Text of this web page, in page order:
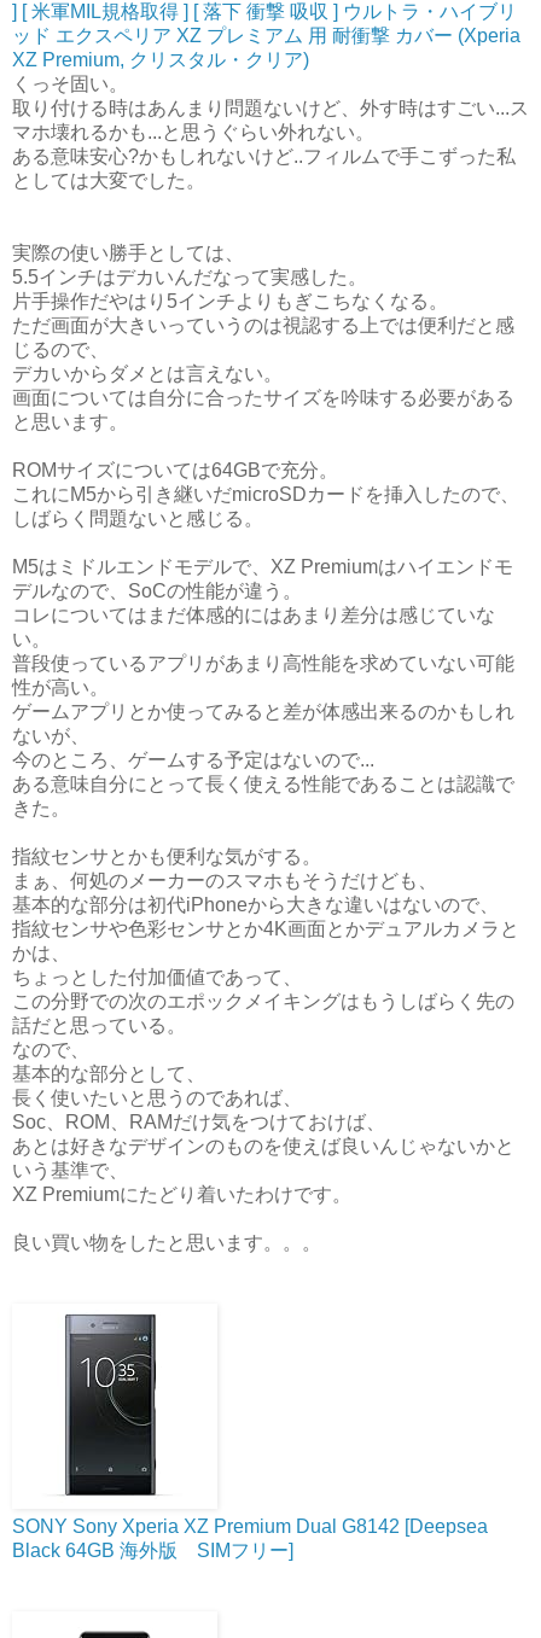
] [ 米軍MIL規格取得 ] [ 落下 衝撃 吸収 ] ウルトラ・ハイブリ
ッド エクスペリア XZ プレミアム 用 耐衝撃 カバー (Xperia
XZ Premium, クリスタル・クリア)
くっそ固い。
取り付ける時はあんまり問題ないけど、外す時はすごい...ス
マホ壊れるかも...と思うぐらい外れない。
ある意味安心?かもしれないけど..フィルムで手こずった私
としては大変でした。
実際の使い勝手としては、
5.5インチはデカいんだなって実感した。
片手操作だやはり5インチよりもぎこちなくなる。
ただ画面が大きいっていうのは視認する上では便利だと感
じるので、
デカいからダメとは言えない。
画面については自分に合ったサイズを吟味する必要がある
と思います。
ROMサイズについては64GBで充分。
これにM5から引き継いだmicroSDカードを挿入したので、
しばらく問題ないと感じる。
M5はミドルエンドモデルで、XZ Premiumはハイエンドモ
デルなので、SoCの性能が違う。
コレについてはまだ体感的にはあまり差分は感じていな
い。
普段使っているアプリがあまり高性能を求めていない可能
性が高い。
ゲームアプリとか使ってみると差が体感出来るのかもしれ
ないが、
今のところ、ゲームする予定はないので...
ある意味自分にとって長く使える性能であることは認識で
きた。
指紋センサとかも便利な気がする。
まぁ、何処のメーカーのスマホもそうだけども、
基本的な部分は初代iPhoneから大きな違いはないので、
指紋センサや色彩センサとか4K画面とかデュアルカメラと
かは、
ちょっとした付加価値であって、
この分野での次のエポックメイキングはもうしばらく先の
話だと思っている。
なので、
基本的な部分として、
長く使いたいと思うのであれば、
Soc、ROM、RAMだけ気をつけておけば、
あとは好きなデザインのものを使えば良いんじゃないかと
いう基準で、
XZ Premiumにたどり着いたわけです。
良い買い物をしたと思います。。。
SONY Sony Xperia XZ Premium Dual G8142 [Deepsea
Black 64GB 海外版 SIMフリー]